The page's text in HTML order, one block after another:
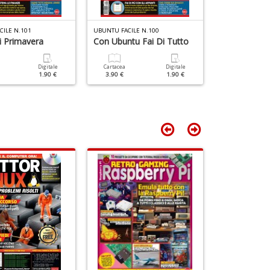
N.101
Primavera
Digitale
1.90 €
UBUNTU FACILE N.100
Con Ubuntu Fai Di Tutto
Cartacea
3.90 €
Digitale
1.90 €